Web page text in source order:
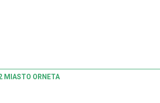
MIASTO ORNETA